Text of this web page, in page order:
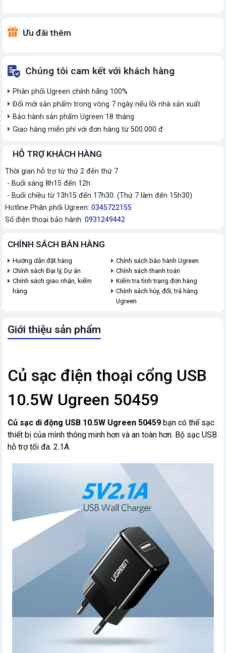
Ưu đãi thêm
Chúng tôi cam kết với khách hàng
Phân phối Ugreen chính hãng 100%
Đổi mới sản phẩm trong vòng 7 ngày nếu lỗi nhà sản xuất
Bảo hành sản phẩm Ugreen 18 tháng
Giao hàng miễn phí với đơn hàng từ 500.000 đ
HỖ TRỢ KHÁCH HÀNG
Thời gian hỗ trợ từ thứ 2 đến thứ 7
- Buổi sáng 8h15 đến 12h
- Buổi chiều từ 13h15 đến 17h30. (Thứ 7 làm đến 15h30)
Hotline Phân phối Ugreen: 0345722155
Số điện thoại bảo hành: 0931249442
CHÍNH SÁCH BÁN HÀNG
Hướng dẫn đặt hàng
Chính sách bảo hành Ugreen
Chính sách Đại lý, Dự án
Chính sách thanh toán
Chính sách giao nhận, kiểm
hàng
Kiểm tra tình trạng đơn hàng
Chính sách hủy, đổi, trả hàng
Ugreen
Giới thiệu sản phẩm
Củ sạc điện thoại cổng USB
10.5W Ugreen 50459
Củ sạc di động USB 10.5W Ugreen 50459 bạn có thể sạc
thiết bị của mình thông minh hơn và an toàn hơn. Bộ sạc USB
hỗ trợ tối đa. 2.1A.